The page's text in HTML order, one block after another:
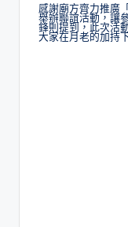
感謝廟方齊力推廣
舉辦聯誼活動，讓
鋒則提到，此次活
大家在月老的加持